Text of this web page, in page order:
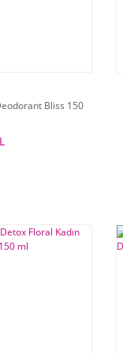
Bliss 150